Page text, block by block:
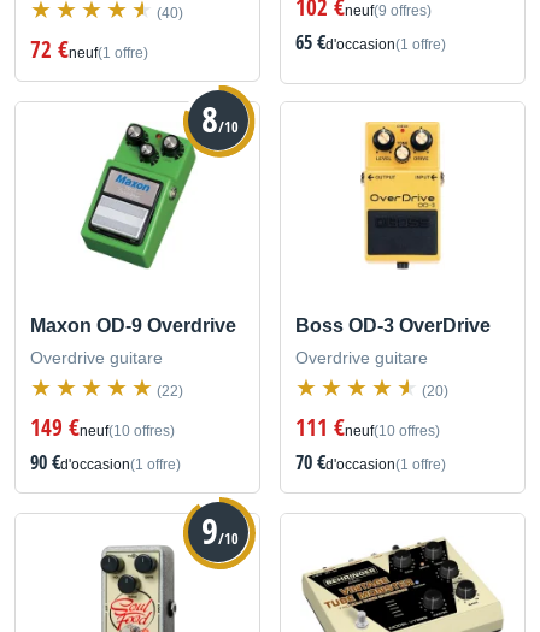
(40)
72 €neuf(1 offre)
102 €neuf(9 offres)
65 €d'occasion(1 offre)
8/10
Maxon OD-9 Overdrive
Overdrive guitare
(22)
149 €neuf(10 offres)
90 €d'occasion(1 offre)
Boss OD-3 OverDrive
Overdrive guitare
(20)
111 €neuf(10 offres)
70 €d'occasion(1 offre)
9/10